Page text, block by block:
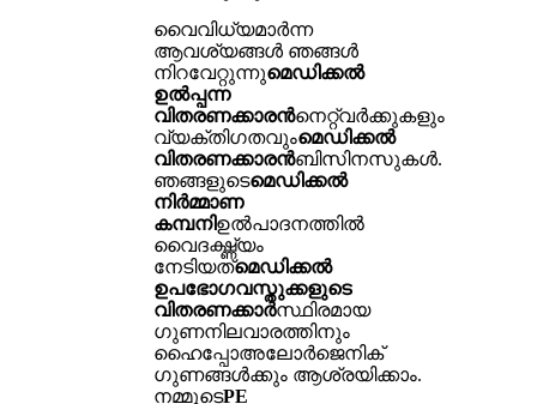
വൈവിധ്യമാർന്ന
ആവശ്യങ്ങൾ ഞങ്ങൾ
നിറവേറ്റുന്നുമെഡിക്കൽ
ഉൽപ്പന്ന
വിതരണക്കാരൻനെറ്റ്‌വർക്കുകളും
വ്യക്തിഗതവുംമെഡിക്കൽ
വിതരണക്കാരൻബിസിനസുകൾ.
ഞങ്ങളുടെമെഡിക്കൽ
നിർമ്മാണ
കമ്പനിഉൽ‌പാദനത്തിൽ
വൈദഗ്ദ്ധ്യം
നേടിയത്മെഡിക്കൽ
ഉപഭോഗവസ്തുക്കളുടെ
വിതരണക്കാർസ്ഥിരമായ
ഗുണനിലവാരത്തിനും
ഹൈപ്പോഅലോർജെനിക്
ഗുണങ്ങൾക്കും ആശ്രയിക്കാം.
നമ്മുടെPE